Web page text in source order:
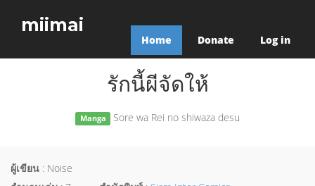
miimai
Home Donate Log in
รักนี้ผีจัดให้
Manga Sore wa Rei no shiwaza desu
ผู้เขียน : Noise